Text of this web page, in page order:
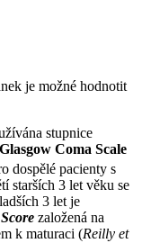
je možné hodnotit
stupnice
Glasgow Coma Scale
dospělé pacienty s
starších 3 let věku se
3 let je
založená na
k maturaci (Reilly et